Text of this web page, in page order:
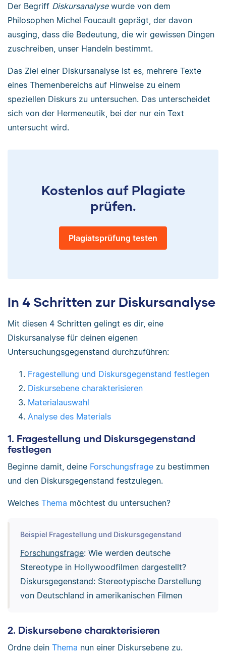
Der Begriff Diskursanalysewurde von dem
Philosophen Michel Foucault geprägt, der davon
ausging, dass die Bedeutung, die wir gewissen Dingen
zuschreiben, unser Handeln bestimmt.
Das Ziel einer Diskursanalyse ist es, mehrere Texte
eines Themenbereichs auf Hinweise zu einem
speziellen Diskurs zu untersuchen. Das unterscheidet
sich von der Hermeneutik, bei der nur ein Text
untersucht wird.
Kostenlos auf Plagiate
prüfen.
Plagiatsprüfung testen
In 4 Schritten zur Diskursanalyse
Mit diesen 4 Schritten gelingt es dir, eine
Diskursanalyse für deinen eigenen
Untersuchungsgegenstand durchzuführen:
Fragestellung und Diskursgegenstand festlegen
Diskursebene charakterisieren
Materialauswahl
Analyse des Materials
1. Fragestellung und Diskursgegenstand
festlegen
Beginne damit, deine Forschungsfrage zu bestimmen
und den Diskursgegenstand festzulegen.
Welches Thema möchtest du untersuchen?
Beispiel Fragestellung und Diskursgegenstand
Forschungsfrage: Wie werden deutsche
Stereotype in Hollywoodfilmen dargestellt?
Diskursgegenstand: Stereotypische Darstellung
von Deutschland in amerikanischen Filmen
2. Diskursebene charakterisieren
Ordne dein Thema nun einer Diskursebene zu.